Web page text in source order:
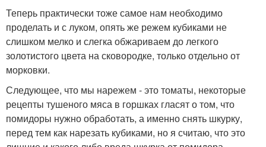
Теперь практически тоже самое нам необходимо
проделать и с луком, опять же режем кубиками не
слишком мелко и слегка обжариваем до легкого
золотистого цвета на сковородке, только отдельно от
морковки.
Следующее, что мы нарежем - это томаты, некоторые
рецепты тушеного мяса в горшках гласят о том, что
помидоры нужно обработать, а именно снять шкурку,
перед тем как нарезать кубиками, но я считаю, что это